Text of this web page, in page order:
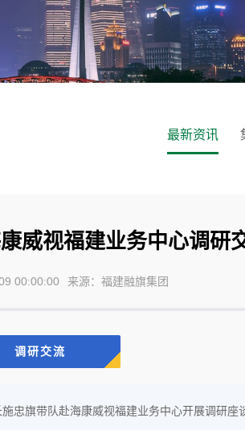
最新资讯
威视福建业务中心调研
00:00:00 来源：福建融旗集团
调研交流
施忠旗带队赴海康威视福建业务中心开展调研